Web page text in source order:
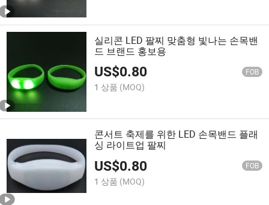
실리콘 LED 팔찌 맞춤형 빛나는 손목밴
드 브랜드 홍보용
US$0.80 FOB
1 상품 (MOQ)
콘서트 축제를 위한 LED 손목밴드 플래
싱 라이트업 팔찌
US$0.80 FOB
1 상품 (MOQ)